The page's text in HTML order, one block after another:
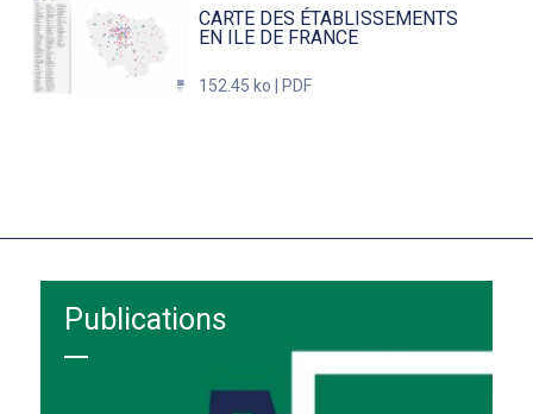
CARTE DES ÉTABLISSEMENTS
EN ILE DE FRANCE
152.45 ko | PDF
Publications